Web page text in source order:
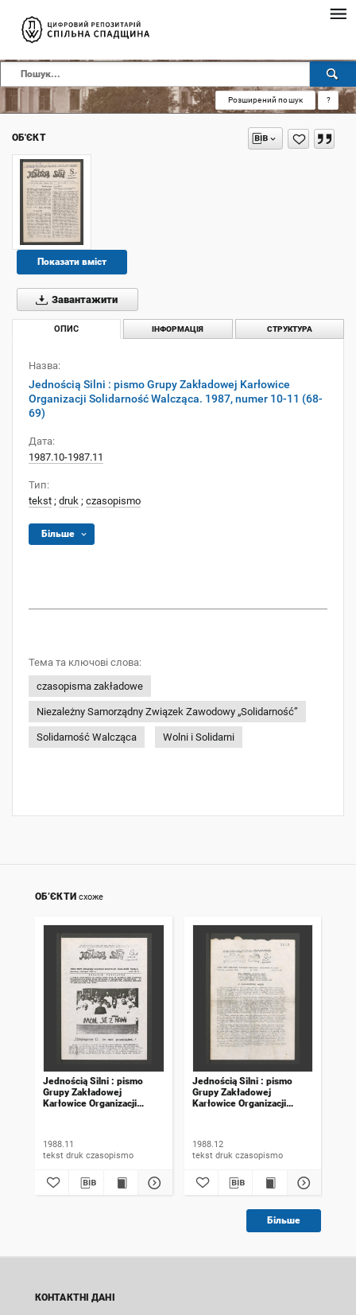
Розширений пошук ?
ОБ'ЄКТ
Показати вміст
Завантажити
ОПИС ІНФОРМАЦІЯ СТРУКТУРА
Назва:
Jednością Silni : pismo Grupy Zakładowej Karłowice
Organizacji Solidarność Walcząca. 1987, numer 10-11 (68-
69)
Дата:
1987.10-1987.11
Тип:
tekst ; druk ; czasopismo
Більше
Тема та ключові слова:
czasopisma zakładowe
Niezależny Samorządny Związek Zawodowy „Solidarność”
Solidarność Walcząca Wolni i Solidarni
ОБ’ЄКТИ схоже
Jednością Silni : pismo
Grupy Zakładowej
Karłowice Organizacji
1988.11
tekst druk czasopismo
Jednością Silni : pismo
Grupy Zakładowej
Karłowice Organizacji
1988.12
tekst druk czasopismo
Більше
КОНТАКТНІ ДАНІ